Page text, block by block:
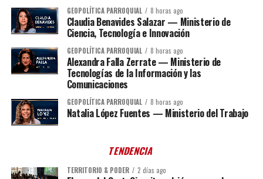
GEOPOLÍTICA PARROQUIAL 8 horas ago
Claudia Benavides Salazar — Ministerio de
Ciencia, Tecnología e Innovación
GEOPOLÍTICA PARROQUIAL 8 horas ago
Alexandra Falla Zerrate — Ministerio de
Tecnologías de la Información y las
Comunicaciones
GEOPOLÍTICA PARROQUIAL 8 horas ago
Natalia López Fuentes — Ministerio del Trabajo
TENDENCIA
TERRITORIO & PODER 2 días ago